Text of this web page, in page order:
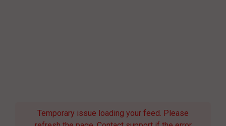
Temporary issue loading your feed. Please